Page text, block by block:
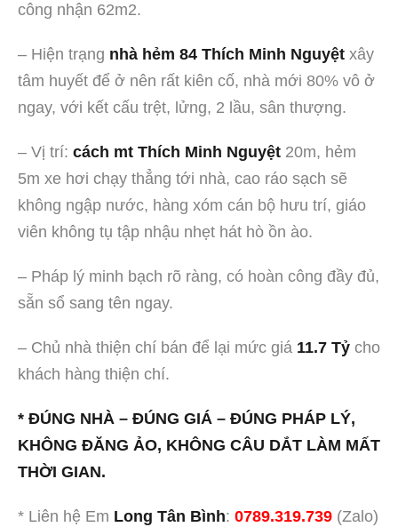
công nhận 62m2.
– Hiện trạng nhà hẻm 84 Thích Minh Nguyệt xây
tâm huyết để ở nên rất kiên cố, nhà mới 80% vô ở
ngay, với kết cấu trệt, lửng, 2 lầu, sân thượng.
– Vị trí: cách mt Thích Minh Nguyệt 20m, hẻm
5m xe hơi chạy thẳng tới nhà, cao ráo sạch sẽ
không ngập nước, hàng xóm cán bộ hưu trí, giáo
viên không tụ tập nhậu nhẹt hát hò ồn ào.
– Pháp lý minh bạch rõ ràng, có hoàn công đầy đủ,
sẵn sổ sang tên ngay.
– Chủ nhà thiện chí bán để lại mức giá 11.7 Tỷ cho
khách hàng thiện chí.
* ĐÚNG NHÀ – ĐÚNG GIÁ – ĐÚNG PHÁP LÝ,
KHÔNG ĐĂNG ẢO, KHÔNG CÂU DẮT LÀM MẤT
THỜI GIAN.
* Liên hệ Em Long Tân Bình: 0789.319.739 (Zalo)